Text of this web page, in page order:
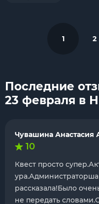
1 2
Последние
23 февраля в
Чувашина Анастасия
10
Квест просто
рассказала!Было
не передать